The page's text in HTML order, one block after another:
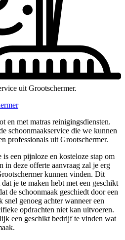
uit Grootschermer.
en met matras reinigingsdiensten.
schoonmaakservice die we kunnen
professionals uit Grootschermer.
een pijnloze en kosteloze stap om
in deze offerte aanvraag zal je erg
kunnen vinden. Dit
je te maken hebt met een geschikt
de schoonmaak geschiedt door een
genoeg achter wanneer een
opdrachten niet kan uitvoeren.
een geschikt bedrijf te vinden wat